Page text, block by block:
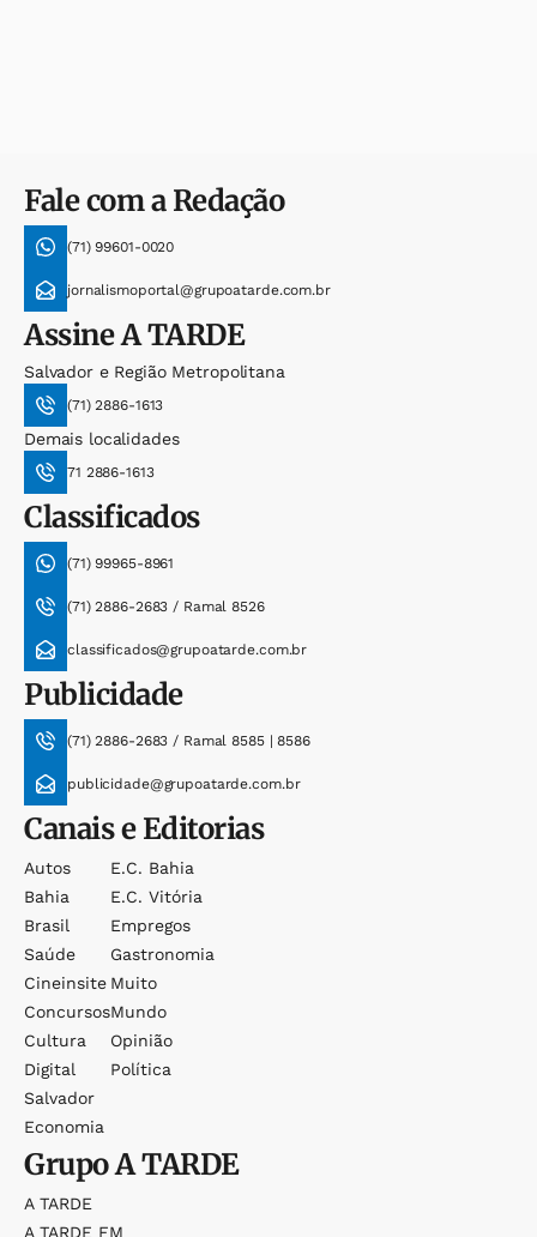
Fale com a Redação
(71) 99601-0020
jornalismoportal@grupoatarde.com.br
AssineA TARDE
Salvador e Região Metropolitana
(71) 2886-1613
Demais localidades
71 2886-1613
Classificados
(71) 99965-8961
(71) 2886-2683 / Ramal 8526
classificados@grupoatarde.com.br
Publicidade
(71) 2886-2683 / Ramal 8585 | 8586
publicidade@grupoatarde.com.br
Canais e Editorias
Autos
Bahia
Brasil
Saúde
Cineinsite
Concursos
Cultura
Digital
Salvador
Economia
E.c. Bahia
E.c. Vitória
Empregos
Gastronomia
Muito
Mundo
Opinião
Política
GrupoA TARDE
A TARDE
A TARDE FM